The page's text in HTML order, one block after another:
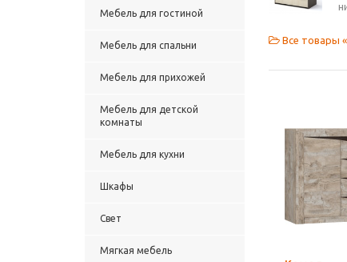
Мебель для гостиной
Мебель для спальни
Мебель для прихожей
Мебель для детской
комнаты
Мебель для кухни
Шкафы
Свет
Мягкая мебель
Все товары